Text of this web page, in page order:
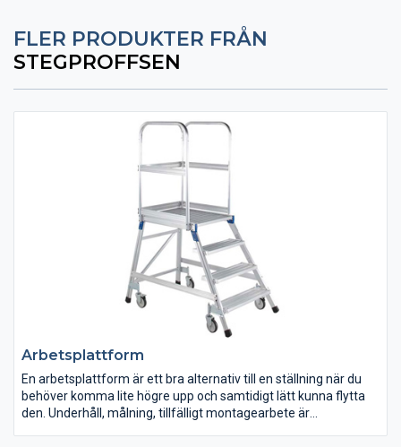
FLER PRODUKTER FRÅN
STEGPROFFSEN
Arbetsplattform
En arbetsplattform är ett bra alternativ till en ställning när du
behöver komma lite högre upp och samtidigt lätt kunna flytta
den. Underhåll, målning, tillfälligt montagearbete är